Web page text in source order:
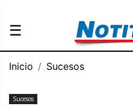
☰
Inicio Sucesos
Sucesos